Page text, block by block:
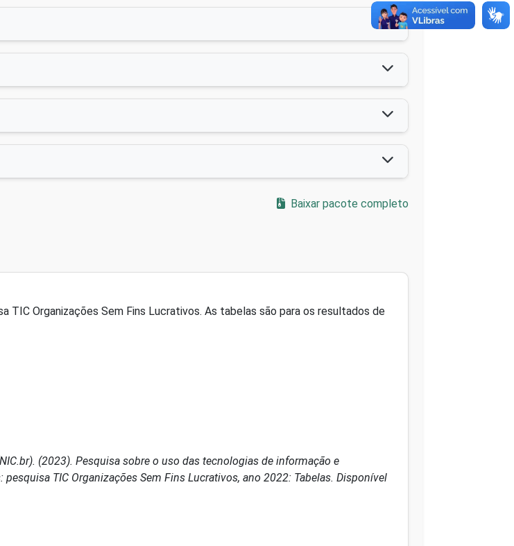
Baixar pacote completo
TIC Organizações Sem Fins Lucrativos. As tabelas são para os resultados de
(2023). Pesquisa sobre o uso das tecnologias de informação e
TIC Organizações Sem Fins Lucrativos, ano 2022: Tabelas. Disponível